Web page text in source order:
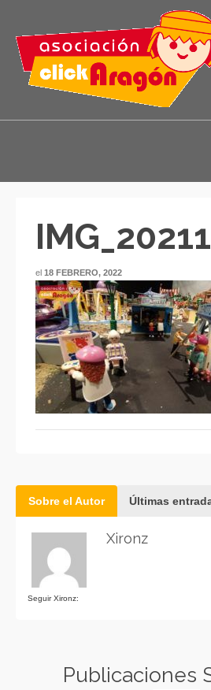
el 18 FEBRERO, 2022
Sobre el Autor Últimas
Seguir Xironz:
Xironz
Publicaciones